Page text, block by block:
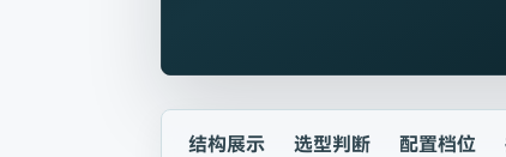
结构展示 选型判断 配置档位